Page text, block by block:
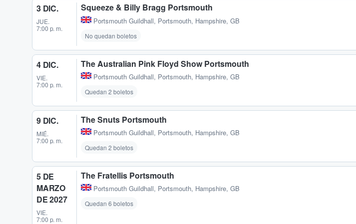
3 DIC.
JUE.
7:00 p. m.
Squeeze & Billy Bragg Portsmouth
Portsmouth Guildhall, Portsmouth, Hampshire, GB
No quedan boletos
4 DIC.
VIE.
7:00 p. m.
The Australian Pink Floyd Show Portsmouth
Portsmouth Guildhall, Portsmouth, Hampshire, GB
Quedan 2 boletos
9 DIC.
MIÉ.
7:00 p. m.
The Snuts Portsmouth
Portsmouth Guildhall, Portsmouth, Hampshire, GB
Quedan 2 boletos
5 DE
MARZO
DE 2027
VIE.
7:00 p. m.
The Fratellis Portsmouth
Portsmouth Guildhall, Portsmouth, Hampshire, GB
Quedan 6 boletos